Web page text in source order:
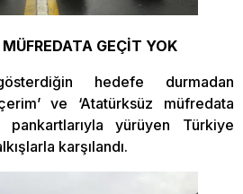
GEÇİT YOK
hedefe durmadan
ve ‘Atatürksüz müfredata
yürüyen Türkiye
karşılandı.